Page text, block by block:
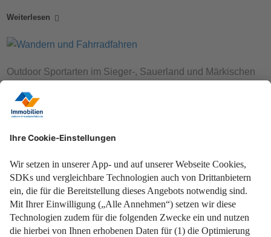
Weiterlesen
Outdoor Sportarten im Sieger-, Sauerland und Märkischen
Weiterlesen
Ein Fertighaus hat viele Vorteile gegenüber dem eigenen
Hausbau.
Weiterlesen